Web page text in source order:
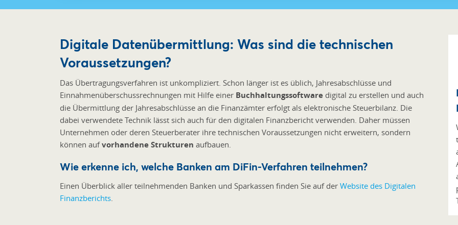
Digitale Datenübermittlung: Was sind die technischen
Voraussetzungen?
Das Übertragungsverfahren ist unkompliziert. Schon länger ist es üblich, Jahresabschlüsse und
Einnahmenüberschussrechnungen mit Hilfe einer Buchhaltungssoftware digital zu erstellen und auch
die Übermittlung der Jahresabschlüsse an die Finanzämter erfolgt als elektronische Steuerbilanz. Die
dabei verwendete Technik lässt sich auch für den digitalen Finanzbericht verwenden. Daher müssen
Unternehmen oder deren Steuerberater ihre technischen Voraussetzungen nicht erweitern, sondern
können aufvorhandene Strukturen aufbauen.
Wie erkenne ich, welche Banken am DiFin-Verfahren teilnehmen?
Einen Überblick aller teilnehmenden Banken und Sparkassen finden Sie auf der Website des Digitalen
Finanzberichts.